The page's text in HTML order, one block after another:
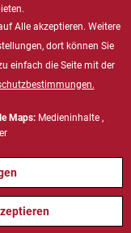
Alle akzeptieren. Weitere
dort können Sie
einfach die Seite mit der
Maps:Medieninhalte ,